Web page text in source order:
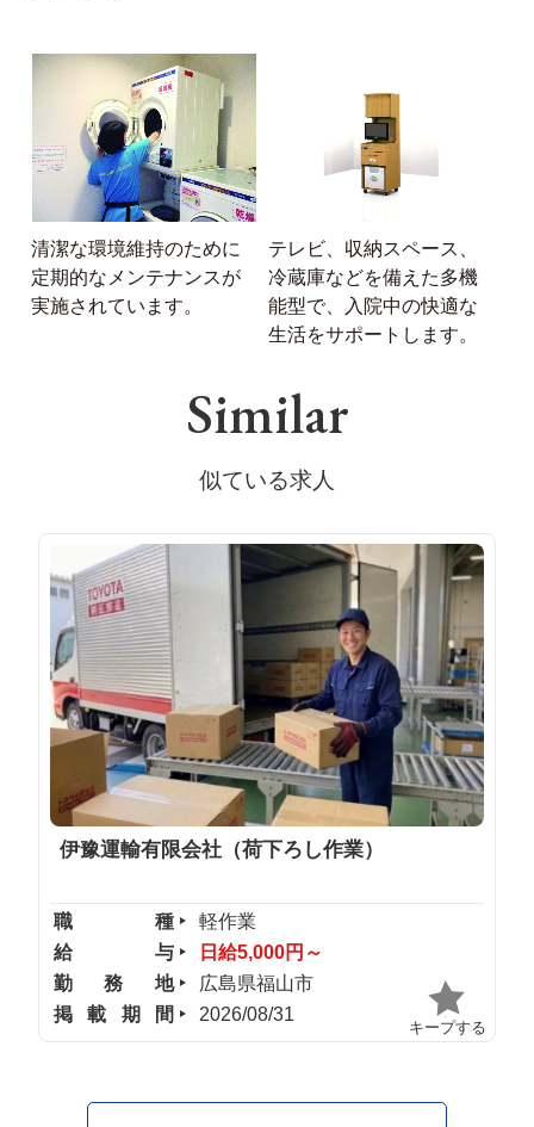
清潔な環境維持のために
定期的なメンテナンスが
実施されています。
テレビ、収納スペース、
冷蔵庫などを備えた多機
能型で、入院中の快適な
生活をサポートします。
Similar
似ている求人
伊豫運輸有限会社（荷下ろし作業）
職種
軽作業
給与
日給5,000円～
勤務地
広島県福山市
掲載期間
2026/08/31
キープする